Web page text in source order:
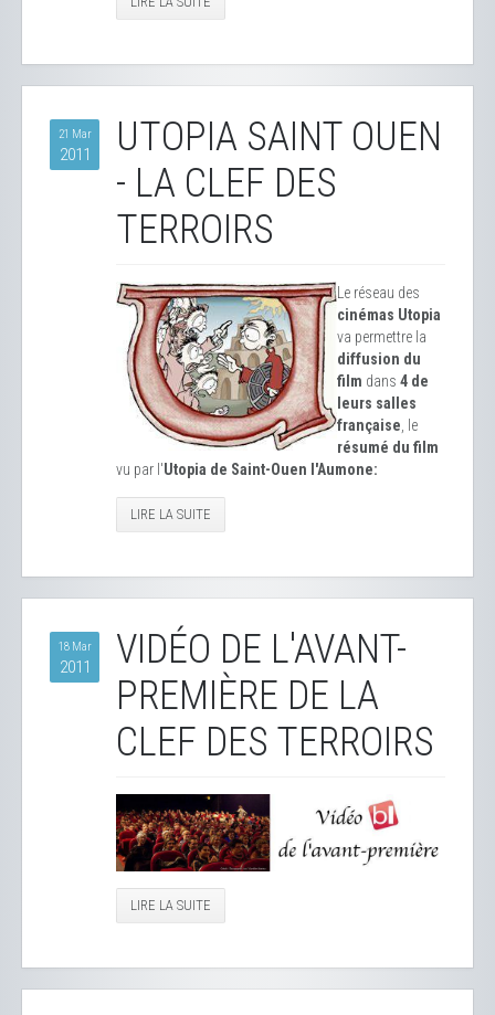
21 Mar
2011
UTOPIA SAINT OUEN
- LA CLEF DES
TERROIRS
Le réseau des
cinémas Utopia
va permettre la
diffusion du
film dans 4 de
leurs salles
française , le
résumé du film
vu par l'Utopia de Saint-Ouen l'Aumone:
LIRE LA SUITE
18 Mar
2011
VIDÉO DE L'AVANT-
PREMIÈRE DE LA
CLEF DES TERROIRS
LIRE LA SUITE